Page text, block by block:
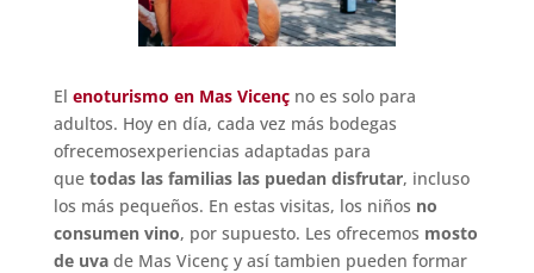
El enoturismo en Mas Vicençno es solo para
adultos. Hoy en día, cada vez más bodegas
ofrecemosexperiencias adaptadas para
que todas las familias las puedan disfrutar, incluso
los más pequeños. En estas visitas, los niños no
consumen vino, por supuesto. Les ofrecemos mosto
de uvade Mas Vicenç y así tambien pueden formar